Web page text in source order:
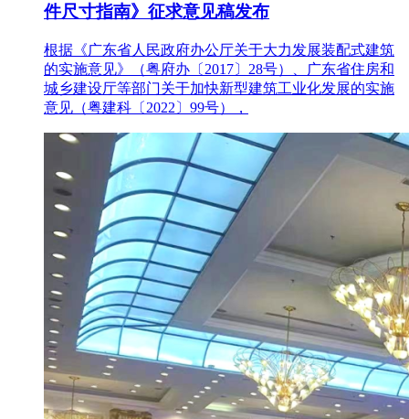
件尺寸指南》征求意见稿发布
根据《广东省人民政府办公厅关于大力发展装配式建筑
的实施意见》（粤府办〔2017〕28号）、广东省住房和
城乡建设厅等部门关于加快新型建筑工业化发展的实施
意见（粤建科〔2022〕99号），